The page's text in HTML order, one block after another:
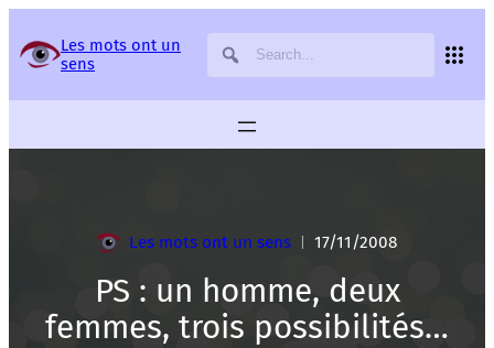
Les mots ont un
sens
Les mots ont un sens 17/11/2008
PS : un homme, deux
femmes, trois possibilités…
Panneau de gestion des services